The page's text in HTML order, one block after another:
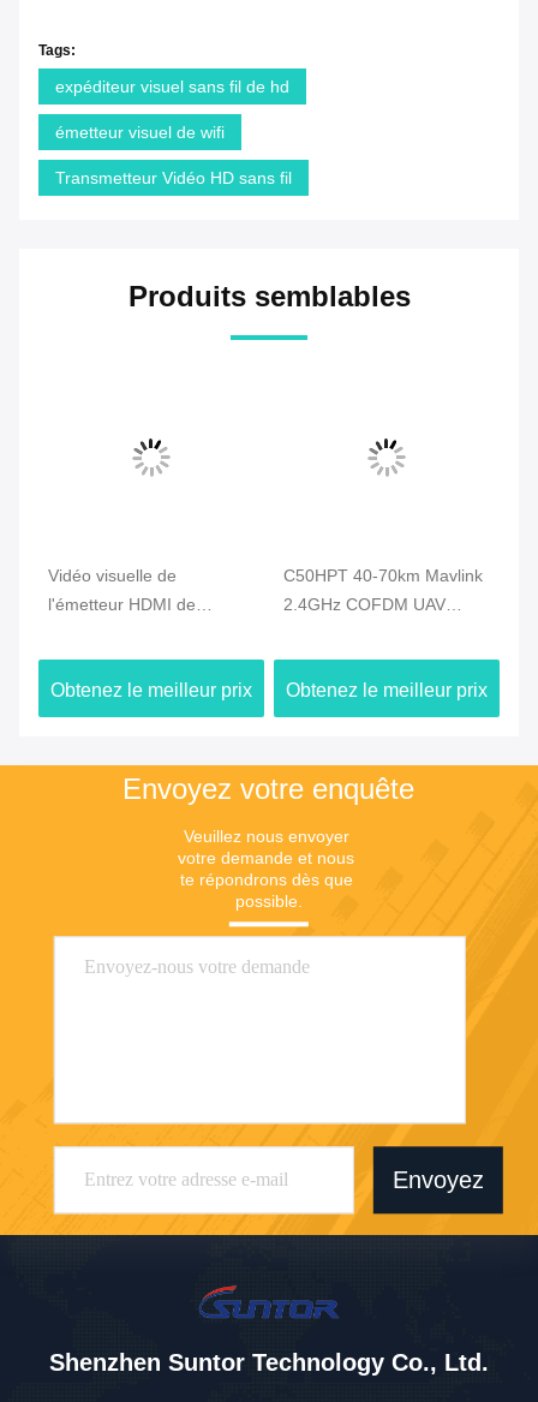
Tags:
expéditeur visuel sans fil de hd
émetteur visuel de wifi
Transmetteur Vidéo HD sans fil
Produits semblables
Vidéo visuelle de
l'émetteur HDMI de
l'économie 2.4G 5km et
liaison de transmission de
données duplex
Obtenez le meilleur prix
C50HPT 40-70km Mavlink
2.4GHz COFDM UAV
longue portée UP/Downlink
Obtenez le meilleur prix
Envoyez votre enquête
Veuillez nous envoyer
votre demande et nous
te répondrons dès que
possible.
Envoyez
Shenzhen Suntor Technology Co., Ltd.